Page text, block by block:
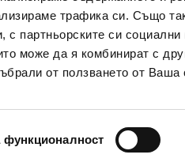
трафика си. Също
с партньорските си
може да я комбинират с
от ползването от Ваша
функционалност
МОН